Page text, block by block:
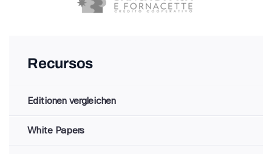
Recursos
Editionen vergleichen
White Papers